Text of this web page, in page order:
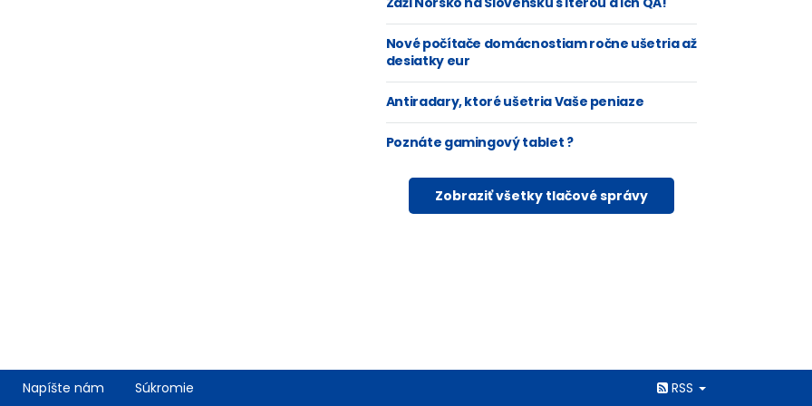
Nové počítače domácnostiam ročne ušetria až
desiatky eur
Antiradary, ktoré ušetria Vaše peniaze
Poznáte gamingový tablet ?
Zobraziť všetky tlačové správy
Napíšte nám Súkromie RSS